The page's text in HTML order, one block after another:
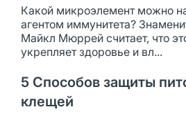
Какой микроэлемент можно
агентом иммунитета?
Майкл Мюррей считает, что
укрепляет здоровье и вл...
5 Способов защиты
клещей